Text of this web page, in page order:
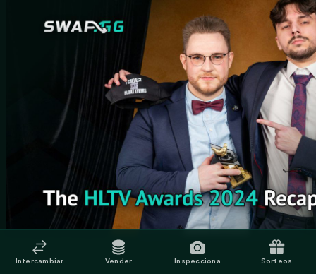
Intercambiar Vender Inspecciona Sorteos